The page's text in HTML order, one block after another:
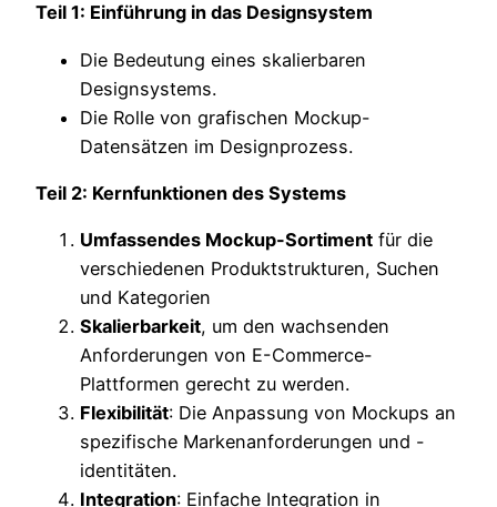
Teil 1: Einführung in das Designsystem
Die Bedeutung eines skalierbaren
Designsystems.
Die Rolle von grafischen Mockup-
Datensätzen im Designprozess.
Teil 2: Kernfunktionen des Systems
Umfassendes Mockup-Sortiment für die
verschiedenen Produktstrukturen, Suchen
und Kategorien
Skalierbarkeit, um den wachsenden
Anforderungen von E-Commerce-
Plattformen gerecht zu werden.
Flexibilität: Die Anpassung von Mockups an
spezifische Markenanforderungen und -
identitäten.
Integration: Einfache Integration in